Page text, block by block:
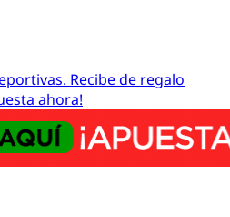
Recibe de regalo
ahora!